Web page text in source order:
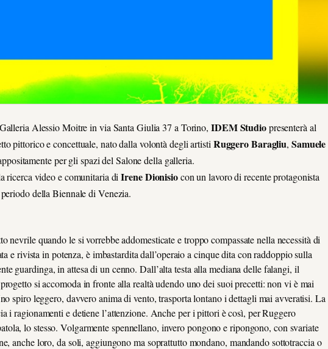
Alessio Moitre in via Santa Giulia 37 a Torino, IDEM Studiopresenterà al
pittorico e concettuale, nato dalla volontà degli artisti Ruggero Baragliu, Samuele
per gli spazi del Salone della galleria.
ricerca video e comunitaria di Irene Dionisiocon un lavoro di recente protagonista
della Biennale di Venezia.
nevrile quando le si vorrebbe addomesticate e troppo compassate nella necessità di
e rivista in potenza, è imbastardita dall’operaio a cinque dita con raddoppio sulla
guardinga, in attesa di un cenno. Dall’alta testa alla mediana delle falangi, il
si accomoda in fronte alla realtà udendo uno dei suoi precetti: non vi è mai
spiro leggero, davvero anima di vento, trasporta lontano i dettagli mai avveratisi. La
i ragionamenti e detiene l’attenzione. Anche per i pittori è così, per Ruggero
lo stesso. Volgarmente spennellano, invero pongono e ripongono, con svariate
anche loro, da soli, aggiungono ma soprattutto mondano, mandando sottotraccia o